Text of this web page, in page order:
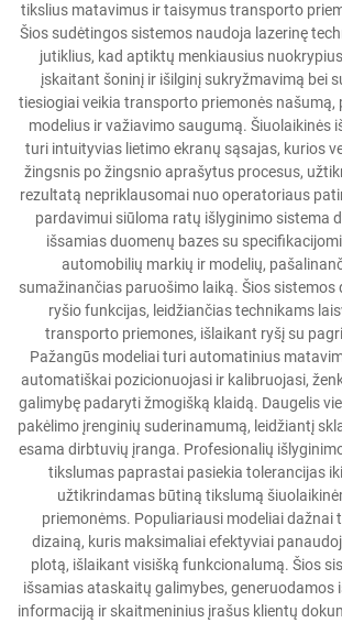
tikslius matavimus ir taisymus transporto
Šios sudėtingos sistemos naudoja lazerinę
jutiklius, kad aptiktų menkiausius
įskaitant šoninį ir išilginį sukryžmavimą bei
tiesiogiai veikia transporto priemonės našumą,
modelius ir važiavimo saugumą. Šiuolaikinės
turi intuityvias lietimo ekranų sąsajas, kurios
žingsnis po žingsnio aprašytus procesus,
rezultatą nepriklausomai nuo operatoriaus
pardavimui siūloma ratų išlyginimo sistema
išsamias duomenų bazes su
automobilių markių ir modelių,
sumažinančias paruošimo laiką. Šios sistemos
ryšio funkcijas, leidžiančias technikams
transporto priemones, išlaikant ryšį su
Pažangūs modeliai turi automatinius
automatiškai pozicionuojasi ir kalibruojasi,
galimybę padaryti žmogišką klaidą. Daugelis
pakėlimo įrenginių suderinamumą, leidžiantį
esama dirbtuvių įranga. Profesionalių
tikslumas paprastai pasiekia tolerancijas
užtikrindamas būtiną tikslumą
priemonėms. Populiariausi modeliai dažnai
dizainą, kuris maksimaliai efektyviai
plotą, išlaikant visišką funkcionalumą. Šios
išsamias ataskaitų galimybes, generuodamos
informaciją ir skaitmeninius įrašus klientų